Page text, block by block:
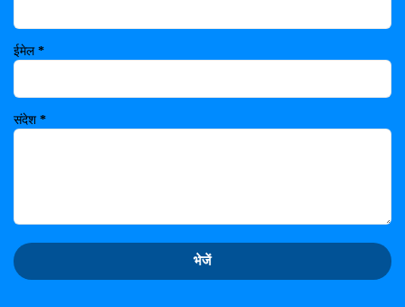
ईमेल *
संदेश *